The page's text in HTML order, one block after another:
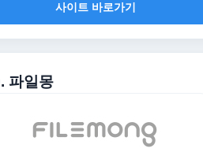
사이트 바로가기
파일몽